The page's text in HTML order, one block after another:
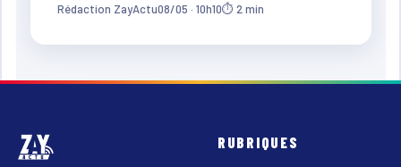
Rédaction ZayActu08/05 · 10h10⏱ 2 min
RUBRIQUES